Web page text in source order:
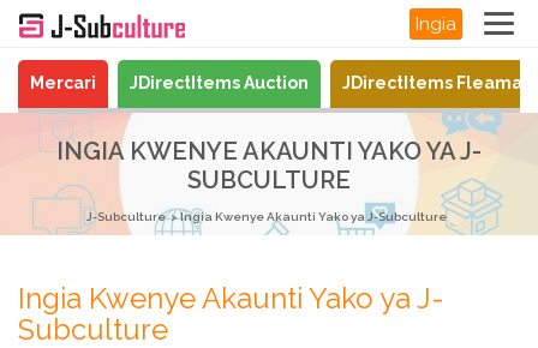
Ingia
Mercari JDirectItems Auction JDirectItems
INGIA KWENYE AKAUNTI YAKO YA J-
SUBCULTURE
J-Subculture Ingia Kwenye Akaunti Yako ya J-Subculture
Ingia Kwenye Akaunti Yako ya J-
Subculture